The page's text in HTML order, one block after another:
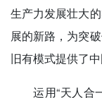
生产力发展壮大
展的新路，为突
旧有模式提供了中
运用“天人合